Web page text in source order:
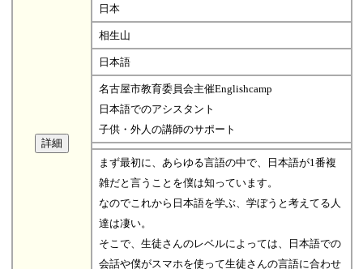
日本
相生山
日本語
名古屋市教育委員会主催Englishcamp
日本語でのアシスタント
子供・外人の講師のサポート
まず最初に、あらゆる言語の中で、日本語が1番複
雑だと言うことを僕は知っています。
なのでこれから日本語を学ぶ、学ぼうと考えてる人
達は凄い。
そこで、生徒さんのレベルによっては、日本語での
会話や僕がスマホを使って生徒さんの言語に合わせ